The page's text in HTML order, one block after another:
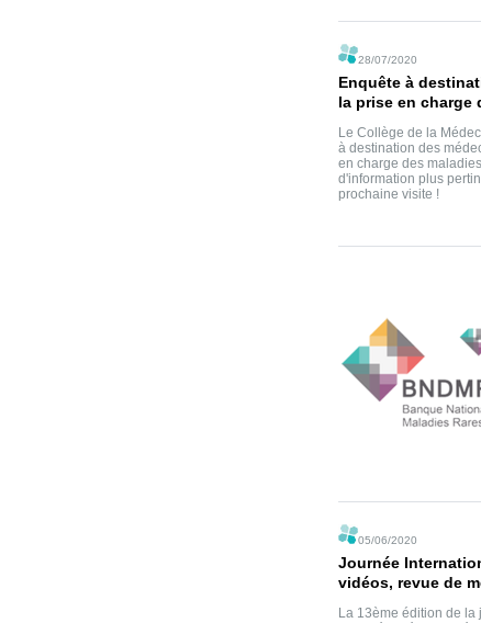
28/07/2020
Enquête à
la prise en charge
Le Collège de la
à destination des
en charge des
d'information plus
prochaine visite !
05/06/2020
Journée
vidéos, revue de
La 13ème édition de la